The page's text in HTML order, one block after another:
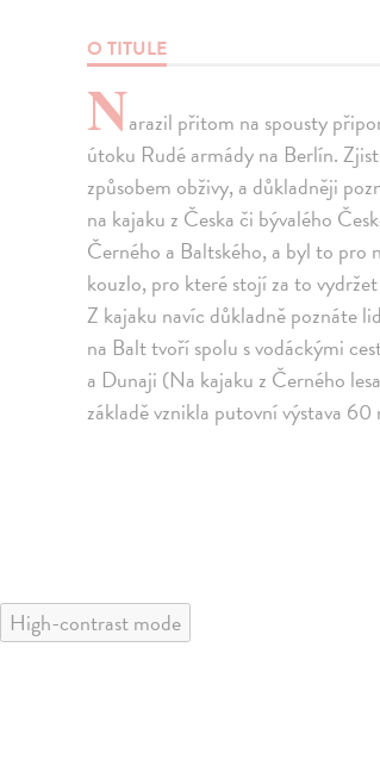
O TITULE
Narazil přitom na spousty
útoku Rudé armády na Berlín.
způsobem obživy, a důkladněji
na kajaku z Česka či bývalého
Černého a Baltského, a byl to pro
kouzlo, pro které stojí za to
Z kajaku navíc důkladně poznáte
na Balt tvoří spolu s vodáckými
a Dunaji (Na kajaku z Černého
základě vznikla putovní výstava
High-contrast mode